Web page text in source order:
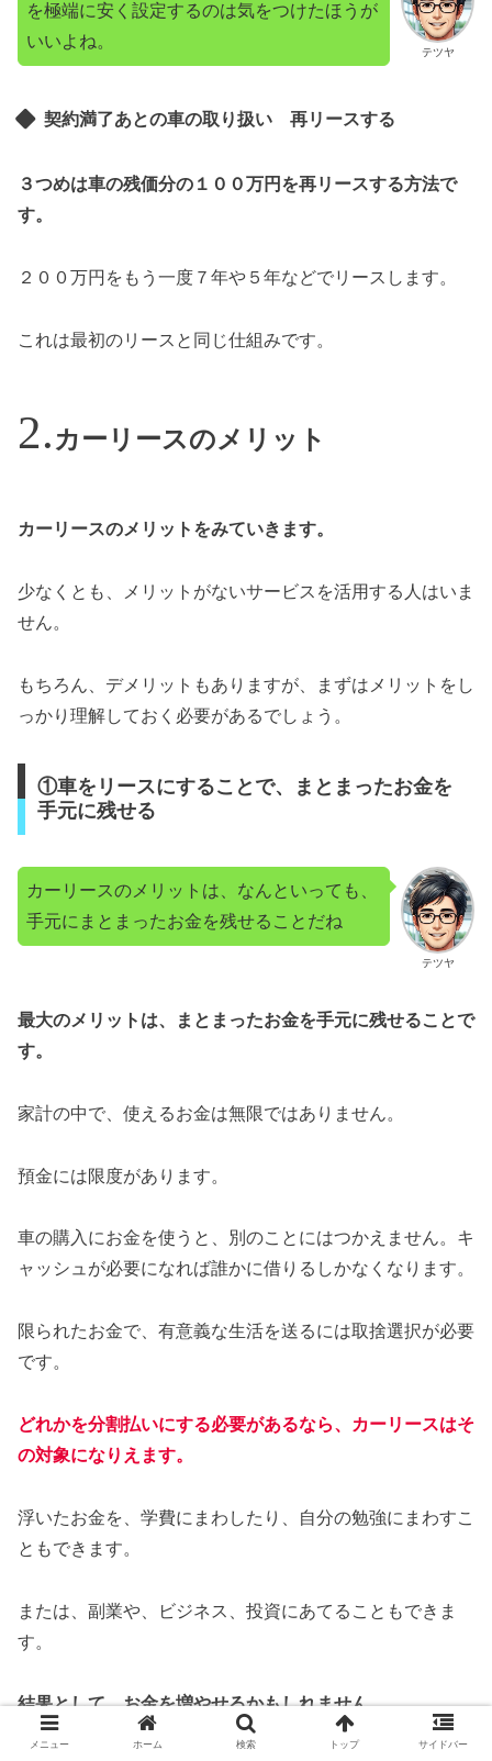
テツヤ
を極端に安く設定するのは気をつけたほうが
いいよね。
契約満了あとの車の取り扱い 再リースする
３つめは車の残価分の１００万円を再リースする方法で
す。
２００万円をもう一度７年や５年などでリースします。
これは最初のリースと同じ仕組みです。
カーリースのメリット
カーリースのメリットをみていきます。
少なくとも、メリットがないサービスを活用する人はいま
せん。
もちろん、デメリットもありますが、まずはメリットをし
っかり理解しておく必要があるでしょう。
①車をリースにすることで、まとまったお金を
手元に残せる
テツヤ
カーリースのメリットは、なんといっても、
手元にまとまったお金を残せることだね
最大のメリットは、まとまったお金を手元に残せることで
す。
家計の中で、使えるお金は無限ではありません。
預金には限度があります。
車の購入にお金を使うと、別のことにはつかえません。キ
ャッシュが必要になれば誰かに借りるしかなくなります。
限られたお金で、有意義な生活を送るには取捨選択が必要
です。
どれかを分割払いにする必要があるなら、カーリースはそ
の対象になりえます。
浮いたお金を、学費にまわしたり、自分の勉強にまわすこ
ともできます。
または、副業や、ビジネス、投資にあてることもできま
す。
結果として、お金を増やせるかもしれません。
メニュー ホーム 検索 トップ サイドバー